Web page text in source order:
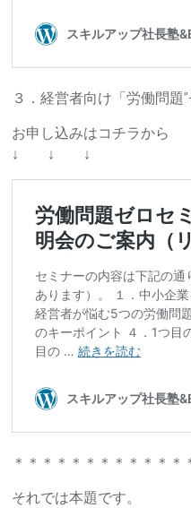
３．経営者向け「労働問題
お申し込みはコチラから
↓ ↓ ↓
＊＊＊＊＊＊＊＊＊＊＊＊
それでは本題です。